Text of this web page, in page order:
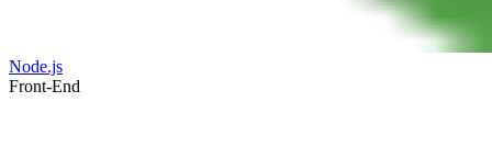
Node.js
Front-End